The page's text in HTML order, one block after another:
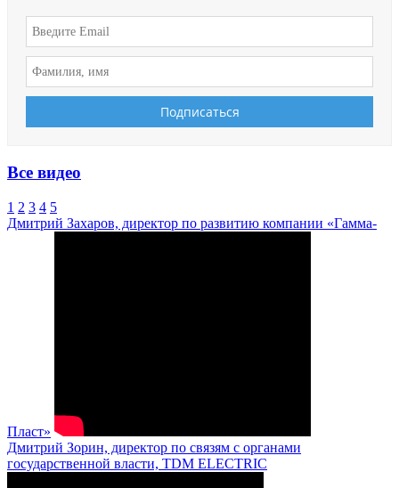
Все видео
1 2 3 4 5
Дмитрий Захаров, директор по развитию компании «Гамма-
Пласт»
Дмитрий Зорин, директор по связям с органами
государственной власти, TDM ELECTRIC